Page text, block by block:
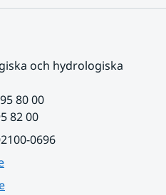
och hydrologiska
80 00
82 00
0696